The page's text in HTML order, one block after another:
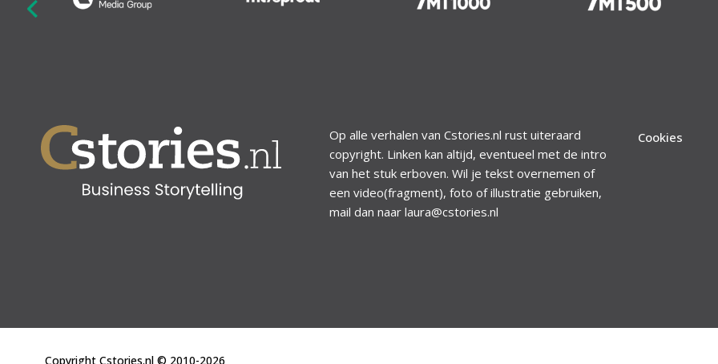
Op alle verhalen van Cstories.nl rust uiteraard
copyright. Linken kan altijd, eventueel met de intro
van het stuk erboven. Wil je tekst overnemen of
een video(fragment), foto of illustratie gebruiken,
mail dan naar laura@cstories.nl
Cookies
Copyright Cstories.nl © 2010-2026